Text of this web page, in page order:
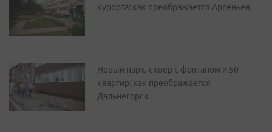
курорта: как преображается Арсеньев
Новый парк, сквер с фонтаном и 50
квартир: как преображается
Дальнегорск